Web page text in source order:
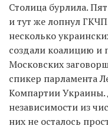
Столица бурлила.
и тут же лопнул
несколько
создали коалицию и
Московских
спикер парламента
Компартии
независимости из
них не осталось